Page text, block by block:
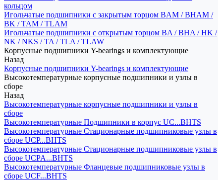
кольцом
Игольчатые подшипники с закрытым торцом BAM / BHAM /
BK / TAM / TLAM
Игольчатые подшипники с открытым торцом BA / BHA / HK /
NK / NKS / TA / TLA / TLAW
Корпусные подшипники Y-bearings и комплектующие
Назад
Корпусные подшипники Y-bearings и комплектующие
Высокотемпературные корпусные подшипники и узлы в
сборе
Назад
Высокотемпературные корпусные подшипники и узлы в
сборе
Высокотемпературные Подшипники в корпус UC...BHTS
Высокотемпературные Стационарные подшипниковые узлы в
сборе UCP...BHTS
Высокотемпературные Стационарные подшипниковые узлы в
сборе UCPA...BHTS
Высокотемпературные Фланцевые подшипниковые узлы в
сборе UCF...BHTS